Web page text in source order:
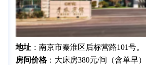
地址 ：南京市秦淮区后标营路101号‌‌。
房间价格：大床房380元/间（含单早